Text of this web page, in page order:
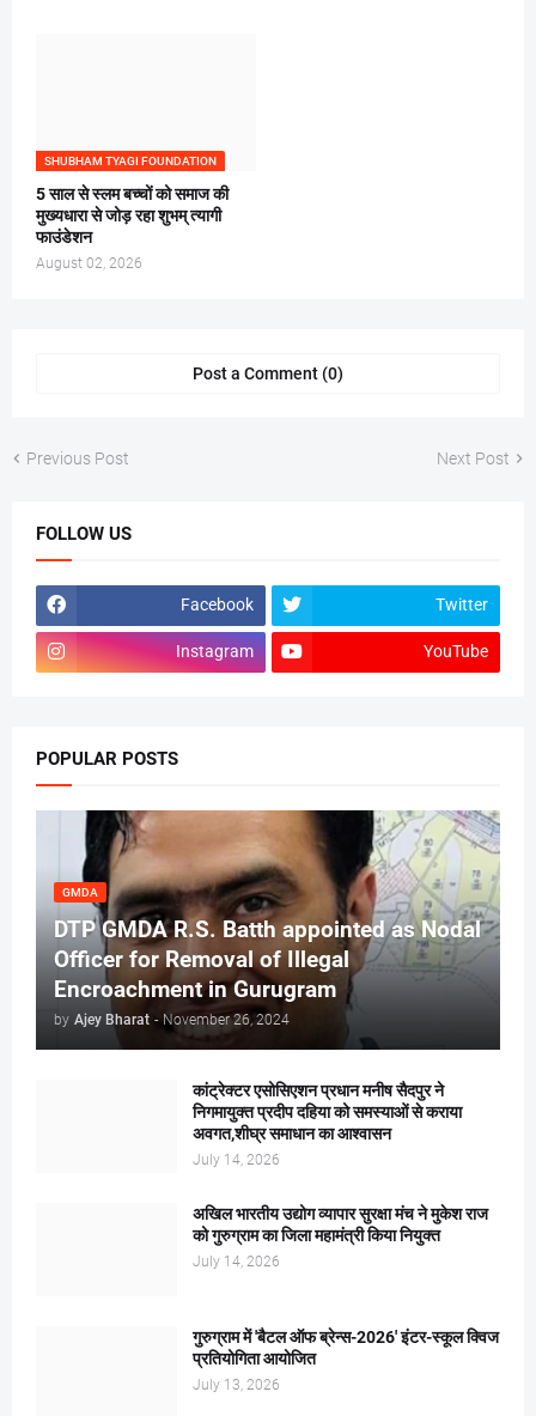
SHUBHAM TYAGI FOUNDATION
5 साल से स्लम बच्चों को समाज की
मुख्यधारा से जोड़ रहा शुभम् त्यागी
फाउंडेशन
August 02, 2026
Post a Comment (0)
Previous Post Next Post
FOLLOW US
Facebook Twitter
Instagram YouTube
POPULAR POSTS
GMDA
DTP GMDA R.S. Batth appointed as Nodal
Officer for Removal of Illegal
Encroachment in Gurugram
by Ajey Bharat - November 26, 2024
कांट्रेक्टर एसोसिएशन प्रधान मनीष सैदपुर ने
निगमायुक्त प्रदीप दहिया को समस्याओं से कराया
अवगत,शीघ्र समाधान का आश्वासन
July 14, 2026
अखिल भारतीय उद्योग व्यापार सुरक्षा मंच ने मुकेश राज
को गुरुग्राम का जिला महामंत्री किया नियुक्त
July 14, 2026
गुरुग्राम में 'बैटल ऑफ ब्रेन्स-2026' इंटर-स्कूल क्विज
प्रतियोगिता आयोजित
July 13, 2026